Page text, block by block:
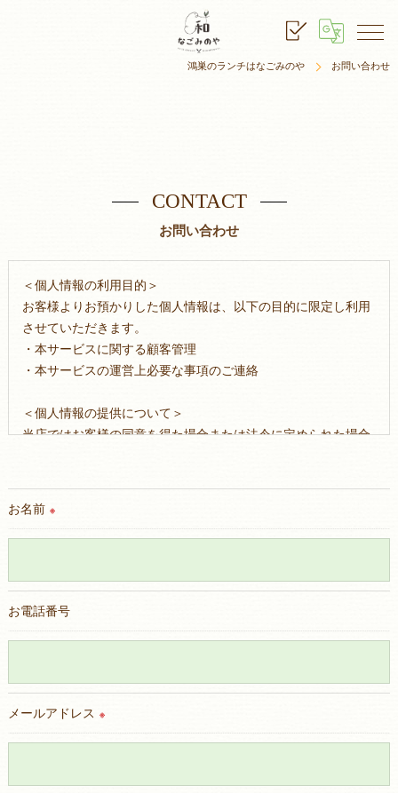
鴻巣のランチはなごみのや お問い合わせ
お問い合わせ
CONTACT
＜個人情報の利用目的＞
お客様よりお預かりした個人情報は、以下の目的に限定し利用
させていただきます。
・本サービスに関する顧客管理
・本サービスの運営上必要な事項のご連絡
＜個人情報の提供について＞
当店ではお客様の同意を得た場合または法令に定められた場合
＜個人情報の委託について＞
当店では、利用目的の達成に必要な範囲において、個人情報を
これらの委託先に対しては個人情報保護契約等の措置をとり、
適切な監督を行います。
＜個人情報の安全管理＞
理対策を実施します。
＜個人情報を与えなかった場合に生じる結果＞
お名前 ※
お電話番号
メールアドレス ※